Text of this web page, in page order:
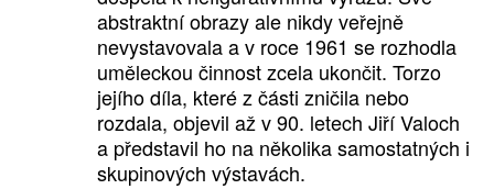
abstraktní obrazy ale nikdy veřejně
nevystavovala a v roce 1961 se rozhodla
uměleckou činnost zcela ukončit. Torzo
jejího díla, které z části zničila nebo
rozdala, objevil až v 90. letech Jiří Valoch
a představil ho na několika samostatných i
skupinových výstavách.